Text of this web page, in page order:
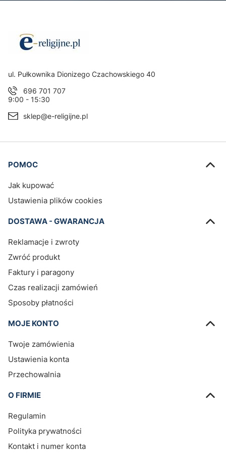
Adres:
ul. Pułkownika Dionizego Czachowskiego 40
696 701 707
9:00 - 15:30
sklep@e-religijne.pl
Linki w stopce
POMOC
Jak kupować
Ustawienia plików cookies
DOSTAWA - GWARANCJA
Reklamacje i zwroty
Zwróć produkt
Faktury i paragony
Czas realizacji zamówień
Sposoby płatności
MOJE KONTO
Twoje zamówienia
Ustawienia konta
Przechowalnia
O FIRMIE
Regulamin
Polityka prywatności
Kontakt i numer konta